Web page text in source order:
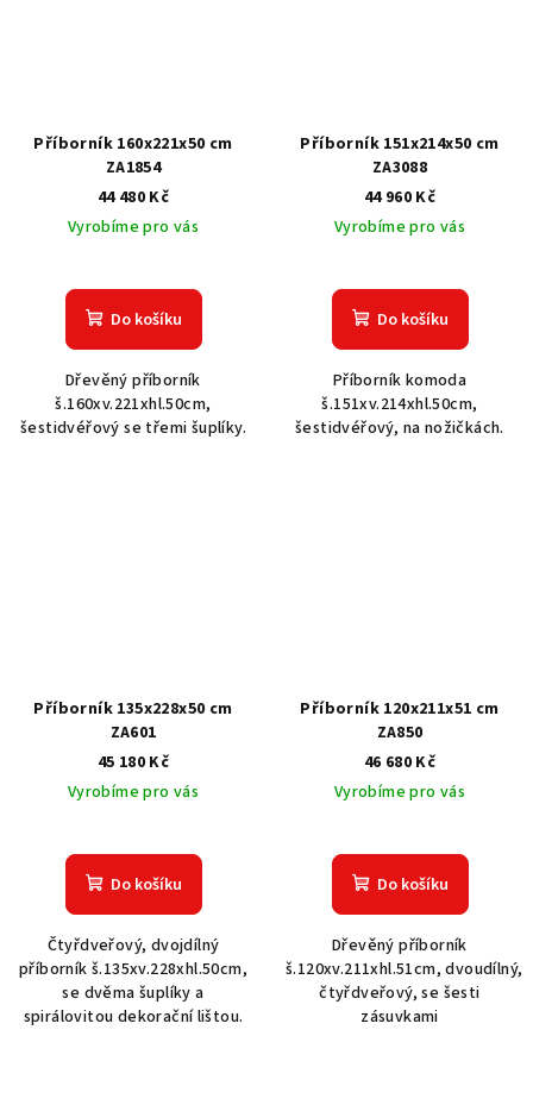
Příborník 160x221x50 cm
ZA1854
44 480 Kč
Vyrobíme pro vás
Do košíku
Dřevěný příborník
š.160xv.221xhl.50cm,
šestidvéřový se třemi šuplíky.
Příborník 151x214x50 cm
ZA3088
44 960 Kč
Vyrobíme pro vás
Do košíku
Příborník komoda
š.151xv.214xhl.50cm,
šestidvéřový, na nožičkách.
Příborník 135x228x50 cm
ZA601
45 180 Kč
Vyrobíme pro vás
Do košíku
Čtyřdveřový, dvojdílný
příborník š.135xv.228xhl.50cm,
se dvěma šuplíky a
spirálovitou dekorační lištou.
Příborník 120x211x51 cm
ZA850
46 680 Kč
Vyrobíme pro vás
Do košíku
Dřevěný příborník
š.120xv.211xhl.51cm, dvoudílný,
čtyřdveřový, se šesti
zásuvkami